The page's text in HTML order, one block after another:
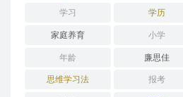
学习 学历
家庭养育 小学
年龄 廉思佳
思维学习法 报考